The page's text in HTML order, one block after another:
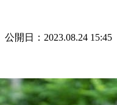
公開日：2023.08.24 15:45